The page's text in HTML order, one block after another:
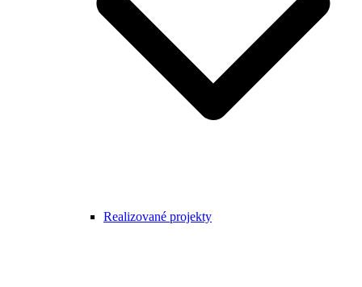
Realizované projekty